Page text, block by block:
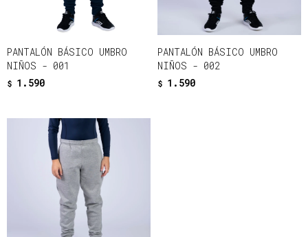
PANTALÓN BÁSICO UMBRO
NIÑOS - 001
$ 1.590
PANTALÓN BÁSICO UMBRO
NIÑOS - 002
$ 1.590